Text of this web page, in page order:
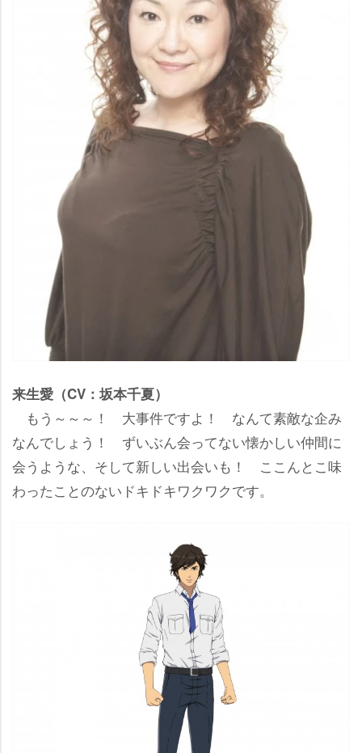
来生愛（CV：坂本千夏）
もう～～～！ 大事件ですよ！ なんて素敵な企み
なんでしょう！ ずいぶん会ってない懐かしい仲間に
会うような、そして新しい出会いも！ ここんとこ味
わったことのないドキドキワクワクです。